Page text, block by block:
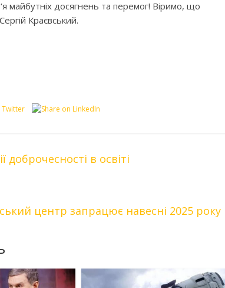
майбутніх досягнень та перемог! Віримо, що
Краєвський.
в освіті
центр запрацює навесні 2025 року